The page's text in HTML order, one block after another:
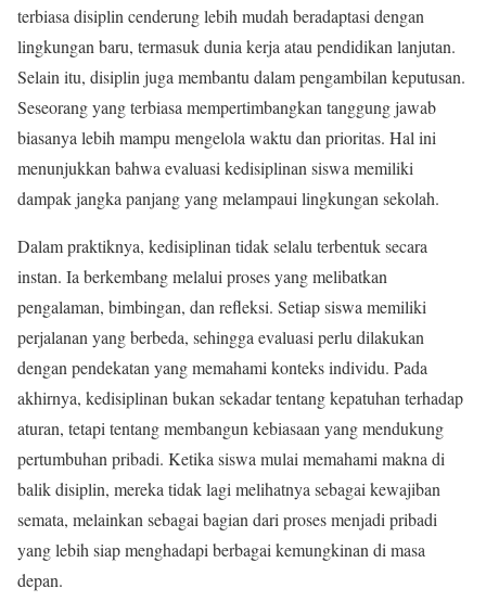
terbiasa disiplin cenderung lebih mudah beradaptasi dengan
lingkungan baru, termasuk dunia kerja atau pendidikan lanjutan.
Selain itu, disiplin juga membantu dalam pengambilan keputusan.
Seseorang yang terbiasa mempertimbangkan tanggung jawab
biasanya lebih mampu mengelola waktu dan prioritas. Hal ini
menunjukkan bahwa evaluasi kedisiplinan siswa memiliki
dampak jangka panjang yang melampaui lingkungan sekolah.
Dalam praktiknya, kedisiplinan tidak selalu terbentuk secara
instan. Ia berkembang melalui proses yang melibatkan
pengalaman, bimbingan, dan refleksi. Setiap siswa memiliki
perjalanan yang berbeda, sehingga evaluasi perlu dilakukan
dengan pendekatan yang memahami konteks individu. Pada
akhirnya, kedisiplinan bukan sekadar tentang kepatuhan terhadap
aturan, tetapi tentang membangun kebiasaan yang mendukung
pertumbuhan pribadi. Ketika siswa mulai memahami makna di
balik disiplin, mereka tidak lagi melihatnya sebagai kewajiban
semata, melainkan sebagai bagian dari proses menjadi pribadi
yang lebih siap menghadapi berbagai kemungkinan di masa
depan.